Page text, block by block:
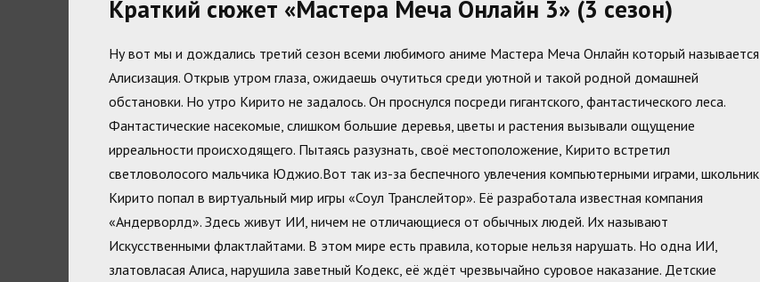
Краткий сюжет «Мастера Меча Онлайн 3» (3 сезон)
Ну вот мы и дождались третий сезон всеми любимого аниме Мастера Меча Онлайн который называется
Алисизация. Открыв утром глаза, ожидаешь очутиться среди уютной и такой родной домашней
обстановки. Но утро Кирито не задалось. Он проснулся посреди гигантского, фантастического леса.
Фантастические насекомые, слишком большие деревья, цветы и растения вызывали ощущение
ирреальности происходящего. Пытаясь разузнать, своё местоположение, Кирито встретил
светловолосого мальчика Юджио.Вот так из-за беспечного увлечения компьютерными играми, школьник
Кирито попал в виртуальный мир игры «Соул Транслейтор». Её разработала известная компания
«Андерворлд». Здесь живут ИИ, ничем не отличающиеся от обычных людей. Их называют
Искусственными флактлайтами. В этом мире есть правила, которые нельзя нарушать. Но одна ИИ,
златовласая Алиса, нарушила заветный Кодекс, её ждёт чрезвычайно суровое наказание. Детские